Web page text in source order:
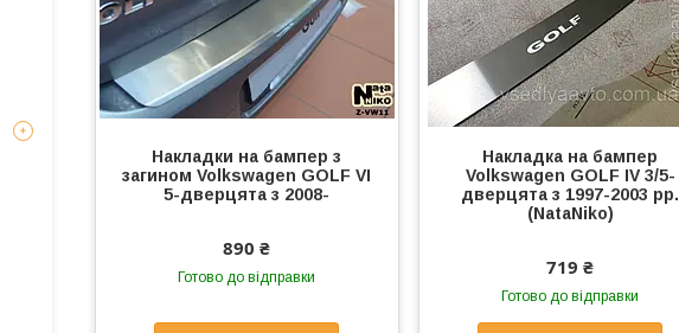
Накладки на бампер з
загином Volkswagen GOLF VI
5-дверцята з 2008-
890 ₴
Готово до відправки
Накладка на бампер
Volkswagen GOLF IV 3/5-
дверцята з 1997-2003 рр.
(NataNiko)
719 ₴
Готово до відправки